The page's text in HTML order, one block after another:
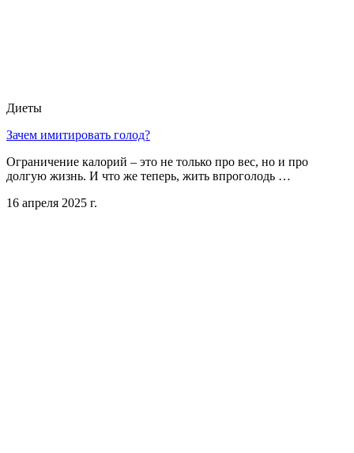
Диеты
Зачем имитировать голод?
Ограничение калорий – это не только про вес, но и про
долгую жизнь. И что же теперь, жить впроголодь …
16 апреля 2025 г.